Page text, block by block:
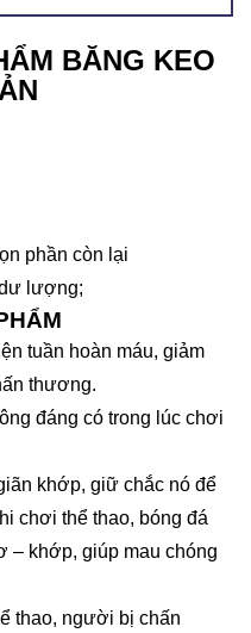
BĂNG KEO
phần còn lại
lượng;
tuần hoàn máu, giảm
thương.
đáng có trong lúc chơi
khớp, giữ chắc nó để
chơi thể thao, bóng đá
– khớp, giúp mau chóng
thao, người bị chấn